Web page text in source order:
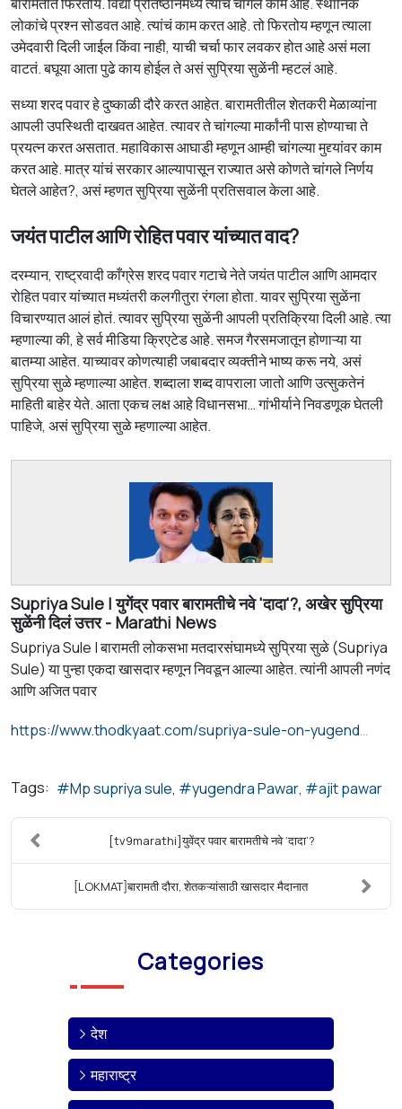
लोकांचे प्रश्न सोडवत आहे. त्यांचं काम करत आहे. तो फिरतोय म्हणून त्याला
उमेदवारी दिली जाईल किंवा नाही, याची चर्चा फार लवकर होत आहे असं मला
वाटतं. बघूया आता पुढे काय होईल ते असं सुप्रिया सुळेंनी म्हटलं आहे.
सध्या शरद पवार हे दुष्काळी दौरे करत आहेत. बारामतीतील शेतकरी मेळाव्यांना
आपली उपस्थिती दाखवत आहेत. त्यावर ते चांगल्या मार्कांनी पास होण्याचा ते
प्रयत्न करत असतात. महाविकास आघाडी म्हणून आम्ही चांगल्या मुद्द्यांवर काम
करत आहे. मात्र यांचं सरकार आल्यापासून राज्यात असे कोणते चांगले निर्णय
घेतले आहेत?, असं म्हणत सुप्रिया सुळेंनी प्रतिसवाल केला आहे.
जयंत पाटील आणि रोहित पवार यांच्यात वाद?
दरम्यान, राष्ट्रवादी काँग्रेस शरद पवार गटाचे नेते जयंत पाटील आणि आमदार
रोहित पवार यांच्यात मध्यंतरी कलगीतुरा रंगला होता. यावर सुप्रिया सुळेंना
विचारण्यात आलं होतं. त्यावर सुप्रिया सुळेंनी आपली प्रतिक्रिया दिली आहे. त्या
म्हणाल्या की, हे सर्व मीडिया क्रिएटेड आहे. समज गैरसमजातून होणाऱ्या या
बातम्या आहेत. याच्यावर कोणत्याही जबाबदार व्यक्तीने भाष्य करू नये, असं
सुप्रिया सुळे म्हणाल्या आहेत. शब्दाला शब्द वापराला जातो आणि उत्सुकतेनं
माहिती बाहेर येते. आता एकच लक्ष आहे विधानसभा… गांभीर्याने निवडणूक घेतली
पाहिजे, असं सुप्रिया सुळे म्हणाल्या आहेत.
Supriya Sule | युगेंद्र पवार बारामतीचे नवे 'दादा'?, अखेर सुप्रिया
सुळेंनी दिलं उत्तर - Marathi News
Supriya Sule | बारामती लोकसभा मतदारसंघामध्ये सुप्रिया सुळे (Supriya
Sule) या पुन्हा एकदा खासदार म्हणून निवडून आल्या आहेत. त्यांनी आपली नणंद
आणि अजित पवार
https://www.thodkyaat.com/supriya-sule-on-yugendra-pawar-vidhansabha-election-latest-news/
Tags: Mp supriya sule yugendra Pawar ajit pawar
[tv9marathi]युवेंद्र पवार बारामतीचे नवे ‘दादा’?
[LOKMAT]बारामती दौरा, शेतकऱ्यांसाठी खासदार मैदानात
Categories
देश
महाराष्ट्र